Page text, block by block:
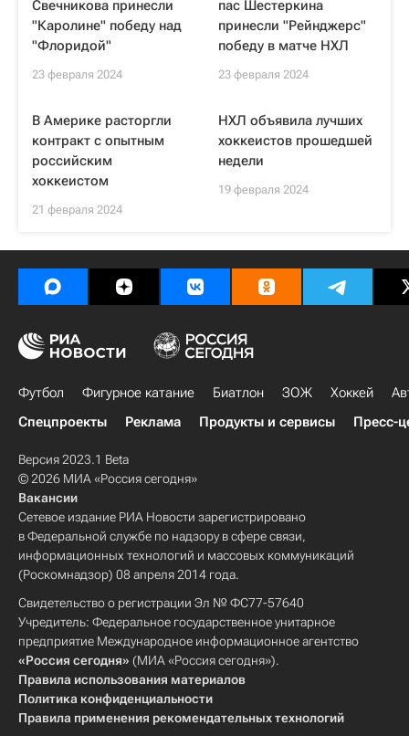
Свечникова принесли
"Каролине" победу над
"Флоридой"
23 февраля 2024
пас Шестеркина
принесли "Рейнджерс"
победу в матче НХЛ
23 февраля 2024
В Америке расторгли
контракт с опытным
российским
хоккеистом
21 февраля 2024
НХЛ объявила лучших
хоккеистов прошедшей
недели
19 февраля 2024
Футбол Фигурное катание Биатлон ЗОЖ Хоккей
Спецпроекты
Реклама Продукты и сервисы Пресс-
Версия 2023.1 Beta
© 2026 МИА «Россия сегодня»
Вакансии
Сетевое издание РИА Новости зарегистрировано
в Федеральной службе по надзору в сфере связи,
информационных технологий и массовых коммуникаций
(Роскомнадзор) 08 апреля 2014 года.
Свидетельство о регистрации Эл № ФС77-57640
Учредитель: Федеральное государственное унитарное
предприятие Международное информационное агентство
«Россия сегодня» (МИА «Россия сегодня»).
Правила использования материалов
Политика конфиденциальности
Правила применения рекомендательных технологий